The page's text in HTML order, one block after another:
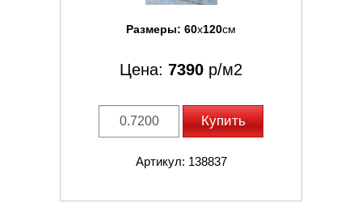
Размеры: 60x120см
Цена: 7390 р/м2
Купить
Артикул: 138837